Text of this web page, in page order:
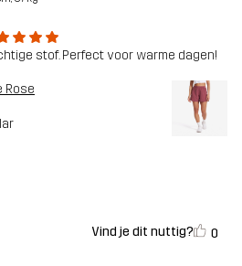
stof. Perfect voor warme dagen!
Rose
Vind je dit nuttig? 0